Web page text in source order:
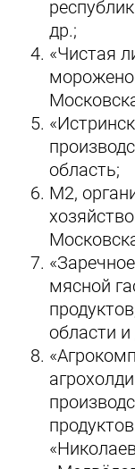
др.;
«Чистая
область;
M2,
мясной
области и